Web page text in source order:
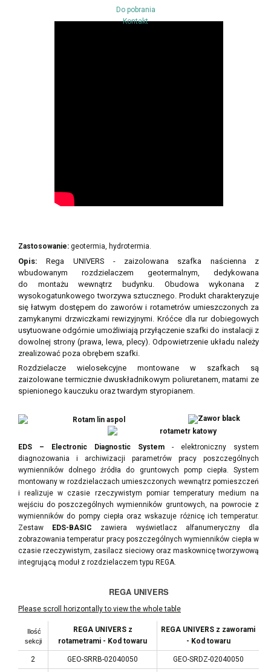
Do pobrania
Kontakt
Zastosowanie: geotermia, hydrotermia.
Opis: Rega UNIVERS - zaizolowana szafka naścienna z
wbudowanym rozdzielaczem geotermalnym, dedykowana
do montażu wewnątrz budynku. O budowa wykonana z
wysokogatunkowego tworzywa sztucznego. Produkt charakteryzuje
się łatwym dostępem do zaworów i rotametrów umieszczonych za
zamykanymi drzwiczkami rewizyjnymi. Króćce dla rur dobiegowych
usytuowane odgórnie umożliwiają przyłączenie szafki do instalacji z
dowolnej strony (prawa, lewa, plecy). Odpowietrzenie układu należy
zrealizować poza obrębem szafki.
Rozdzielacze wielosekcyjne montowane w szafkach są
zaizolowane termicznie dwuskładnikowym poliuretanem, matami ze
spienionego kauczuku oraz twardym styropianem.
EDS – Electronic Diagnostic System - elektroniczny system
diagnozowania i archiwizacji parametrów pracy poszczególnych
wymienników dolnego źródła do gruntowych pomp ciepła. System
montowany w rozdzielaczach umieszczonych wewnątrz pomieszczeń
i realizuje w czasie rzeczywistym pomiar temperatury medium na
wejściu do poszczególnych wymienników gruntowych, na powrocie z
wymienników do pompy ciepła oraz wskazuje różnicę ich temperatur.
Zestaw
EDS-BASIC zawiera wyświetlacz alfanumeryczny dla
zobrazowania temperatur pracy poszczególnych wymienników ciepła w
czasie rzeczywistym, zasilacz sieciowy oraz maskownicę tworzywową
integrującą moduł z rozdzielaczem typu REGA.
REGA UNIVERS
Ilość
sekcji
REGA UNIVERS z
rotametrami - Kod towaru
REGA UNIVERS z zaworami
- Kod towaru
2 GEO-SRRB-02040050 GEO-SRDZ-02040050